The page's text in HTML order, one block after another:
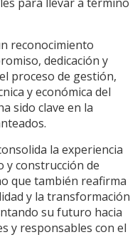
reconocimiento
dedicación y
proceso de gestión,
y económica del
sido clave en la
la experiencia
y construcción de
que también reafirma
y la transformación
su futuro hacia
y responsables con el
del
este sitio web. La
tipo de cookies se
de la web para la
de los usuarios con
del análisis de los
del servicio. Permiten
del usuario para
y para ofrecer una
recomendados.
información
personales del usuario
de sus hábitos de